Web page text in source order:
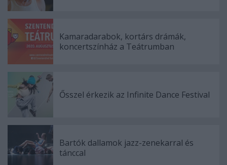
Kamaradarabok, kortárs drámák,
koncertszínház a Teátrumban
Ősszel érkezik az Infinite Dance Festival
Bartók dallamok jazz-zenekarral és
tánccal